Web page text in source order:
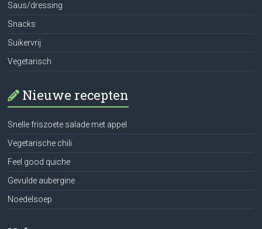
Saus/dressing
Snacks
Suikervrij
Vegetarisch
Nieuwe recepten
Snelle friszoete salade met appel
Vegetarische chili
Feel good quiche
Gevulde aubergine
Noedelsoep